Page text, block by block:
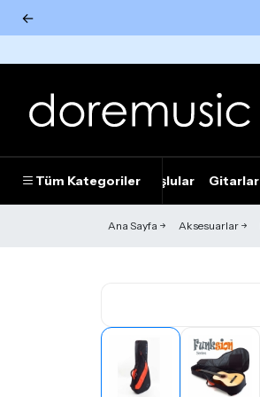
←
Tüm Kategoriler
Piyanolar Tuşlular Gitarlar
Ana Sayfa Aksesuarlar
Tümünü Gör